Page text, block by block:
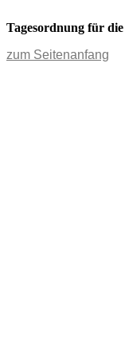
Tagesordnung für
zum Seitenanfang